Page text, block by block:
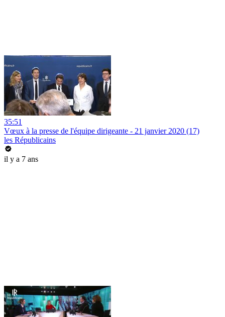
35:51
Vœux à la presse de l'équipe dirigeante - 21 janvier 2020 (17)
les Républicains
il y a 7 ans